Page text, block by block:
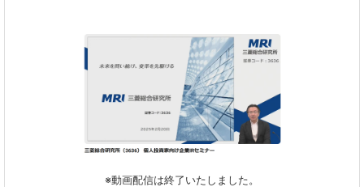
※動画配信は終了いたしました。